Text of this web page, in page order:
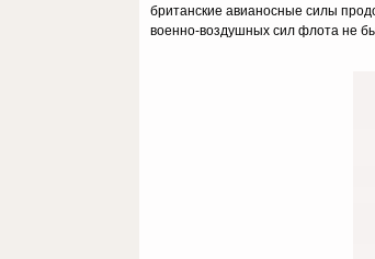
британские авианосные силы
военно-воздушных сил флота не